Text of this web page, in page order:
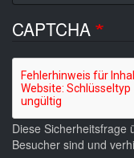
CAPTCHA
Diese Sicherheitsfrage
Besucher sind und